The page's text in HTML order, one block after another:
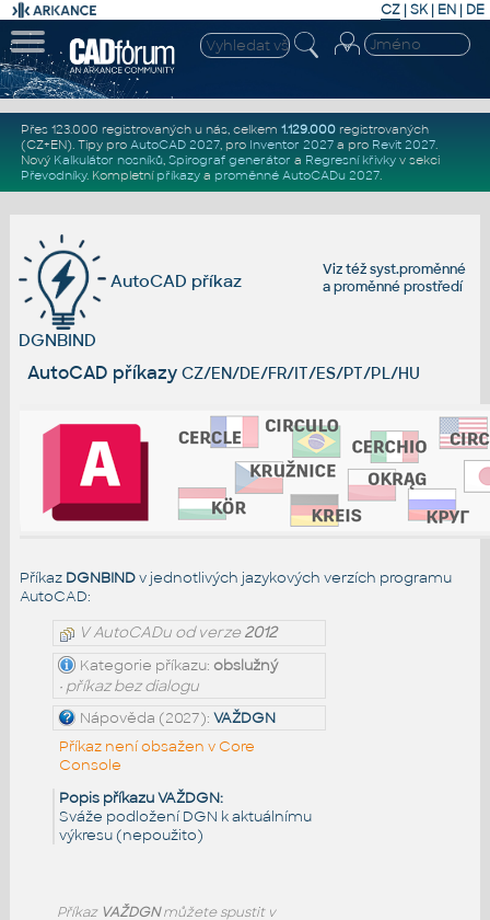
CZ | SK| EN | DE
Přes 123.000 registrovaných u nás, celkem 1.129.000registrovaných
(CZ+EN). Tipy pro AutoCAD 2027, pro Inventor 2027a pro Revit 2027.
Nový Kalkulátor nosníků, Spirograf generátor a Regresní křivkyv sekci
Převodníky. Kompletní příkazya proměnné AutoCADu 2027.
Viz téžsyst.proměnné
aproměnné prostředí
AutoCAD příkaz
DGNBIND
AutoCAD příkazy CZ/EN/DE/FR/IT/ES/PT/PL/HU
Příkaz DGNBINDv jednotlivých jazykových verzích programu
AutoCAD:
V AutoCADu od verze2012
Kategorie příkazu: obslužný
• příkaz bez dialogu
Nápověda (2027): VAŽDGN
Příkaz není obsažen v Core
Console
Popis příkazu VAŽDGN:
Sváže podložení DGN k aktuálnímu
výkresu (nepoužito)
Příkaz VAŽDGNmůžete spustit v